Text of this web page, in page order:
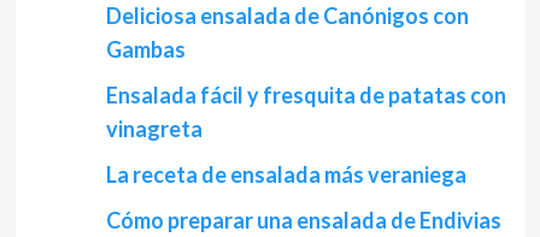
Deliciosa ensalada de Canónigos con
Gambas
Ensalada fácil y fresquita de patatas con
vinagreta
La receta de ensalada más veraniega
Cómo preparar una ensalada de Endivias